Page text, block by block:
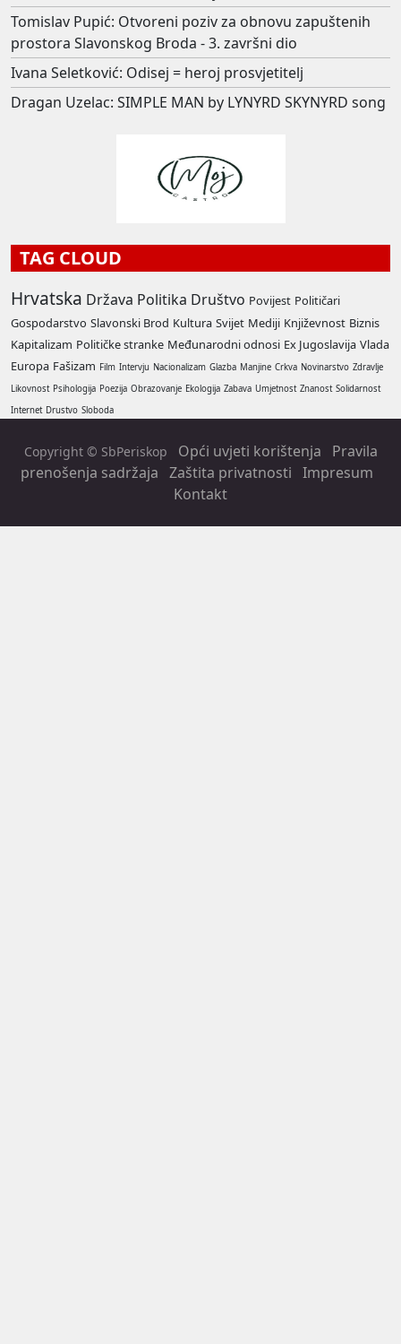
Tomislav Pupić: Otvoreni poziv za obnovu zapuštenih
prostora Slavonskog Broda - 3. završni dio
Ivana Seletković: Odisej = heroj prosvjetitelj
Dragan Uzelac: SIMPLE MAN by LYNYRD SKYNYRD song
TAG CLOUD
Hrvatska Država Politika Društvo Povijest Političari
Gospodarstvo Slavonski Brod Kultura Svijet Mediji Književnost Biznis
Kapitalizam Političke stranke Međunarodni odnosi Ex Jugoslavija Vlada
Europa Fašizam Film Intervju Nacionalizam Glazba Manjine Crkva Novinarstvo Zdravlje
Likovnost Psihologija Poezija Obrazovanje Ekologija Zabava Umjetnost Znanost Solidarnost
Internet Drustvo Sloboda
Copyright © SbPeriskop Opći uvjeti korištenja
Pravila
prenošenja sadržaja Zaštita privatnosti Impresum
Kontakt